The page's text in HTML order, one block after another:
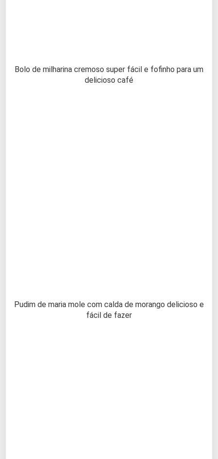
Bolo de milharina cremoso super fácil e fofinho para um
delicioso café
Pudim de maria mole com calda de morango delicioso e
fácil de fazer